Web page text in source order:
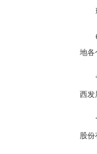
地各
西发
股